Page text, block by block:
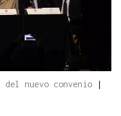
nuevo convenio
|